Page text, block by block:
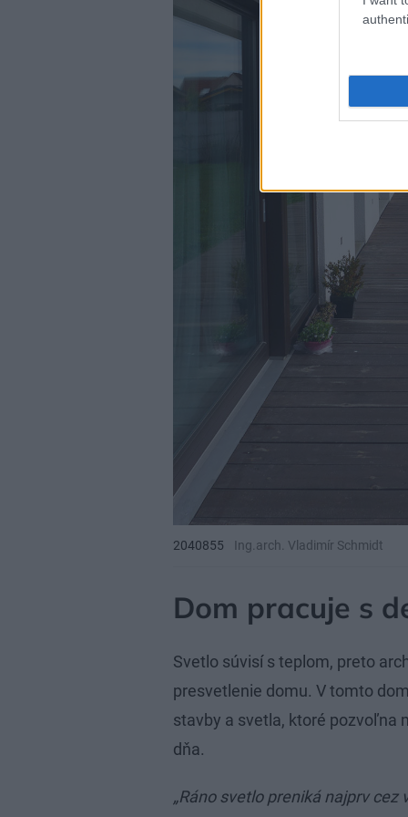
2040855 Ing.arch. Vladimír Schmidt
Dom pracuje s
Svetlo súvisí s teplom, preto
presvetlenie domu. V tomto
stavby a svetla, ktoré pozvoľna
dňa.
„Ráno svetlo preniká najprv